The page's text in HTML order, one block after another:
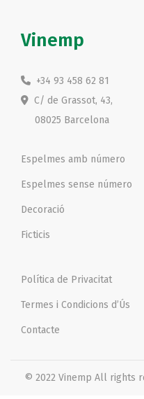
Vinemp
+34 93 458 62 81
C/ de Grassot, 43,
08025 Barcelona
Espelmes amb número
Espelmes sense número
Decoració
Ficticis
Política de Privacitat
Termes i Condicions d’Ús
Contacte
© 2022 Vinemp All rights